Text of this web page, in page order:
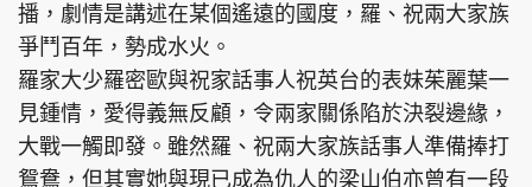
播，劇情是講述在某個遙遠的國度，羅、祝兩大家族
爭鬥百年，勢成水火。
羅家大少羅密歐與祝家話事人祝英台的表妹茱麗葉一
見鍾情，愛得義無反顧，令兩家關係陷於決裂邊緣，
大戰一觸即發。雖然羅、祝兩大家族話事人準備捧打
鴛鴦，但其實她與現已成為仇人的梁山伯亦曾有一段